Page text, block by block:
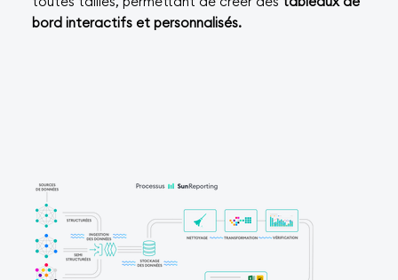
bord interactifs et personnalisés.